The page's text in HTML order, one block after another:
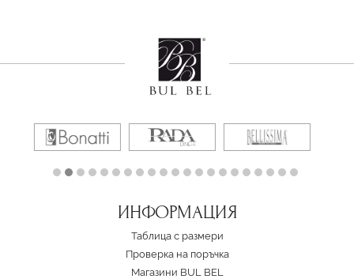
ИНФОРМАЦИЯ
Таблица с размери
Проверка на поръчка
Магазини BUL BEL